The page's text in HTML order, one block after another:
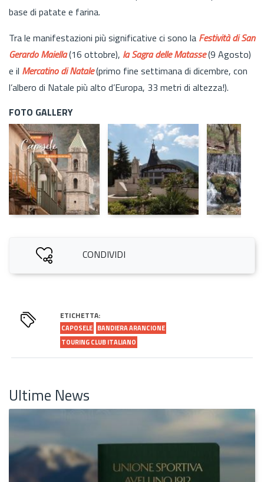
base di patate e farina.
Tra le manifestazioni più significative ci sono la Festività di San
Gerardo Maiella(16 ottobre), la Sagra delle Matasse(9 Agosto)
e il Mercatino di Natale(primo fine settimana di dicembre, con
l’albero di Natale più alto d’Europa, 33 metri di altezza!).
FOTO GALLERY
CONDIVIDI
ETICHETTA:
CAPOSELE BANDIERA ARANCIONE
TOURING CLUB ITALIANO
Ultime News